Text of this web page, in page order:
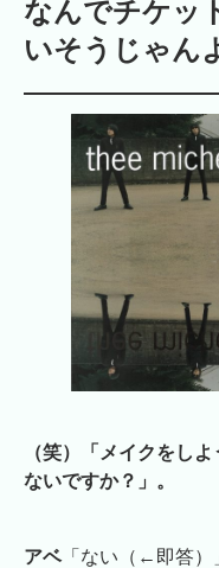
なんでチケッ
いそうじゃん
（笑）「メイクをし
ないですか？」。
アベ「ない（←即答）